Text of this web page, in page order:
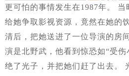
更可怕的事情发生在1987年。 当
给她争取影视资源，竟然在她的
清后，把她送进了一位导演的房
演是北野武，他看到惊恐如“受
绝了光子，并把她们赶了出去。